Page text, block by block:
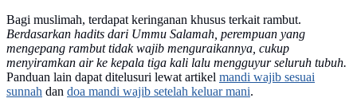
Bagi muslimah, terdapat keringanan khusus terkait rambut.
Berdasarkan hadits dari Ummu Salamah, perempuan yang
mengepang rambut tidak wajib menguraikannya, cukup
menyiramkan air ke kepala tiga kali lalu mengguyur seluruh tubuh.
Panduan lain dapat ditelusuri lewat artikel mandi wajib sesuai
sunnah dan doa mandi wajib setelah keluar mani.